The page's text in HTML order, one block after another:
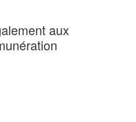
aux